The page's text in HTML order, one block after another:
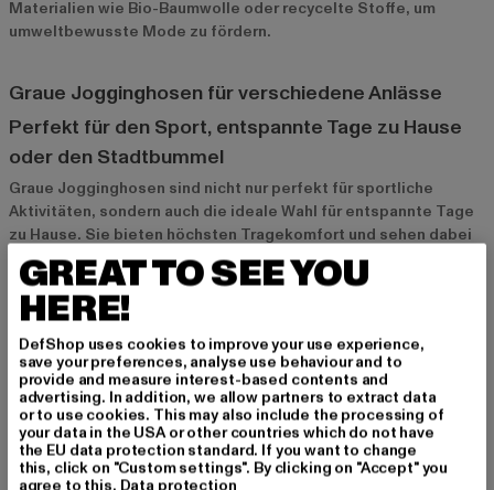
Materialien wie Bio-Baumwolle oder recycelte Stoffe, um
umweltbewusste Mode zu fördern.
Graue Jogginghosen für verschiedene Anlässe
Perfekt für den Sport, entspannte Tage zu Hause
oder den Stadtbummel
Graue Jogginghosen sind nicht nur perfekt für sportliche
Aktivitäten, sondern auch die ideale Wahl für entspannte Tage
zu Hause. Sie bieten höchsten Tragekomfort und sehen dabei
noch stylisch aus. Auch beim Stadtbummel oder bei Treffen mit
Freunden kannst du deine graue Jogginghose problemlos
tragen – kombiniert mit einem coolen Hoodie und stylischen
Sneakers entsteht ein lässiger, aber modischer Look. Diese
Vielseitigkeit macht die Jogginghose zu einem echten
Allrounder in deiner Garderobe.
Die ideale Wahl für einen modernen Athleisure-
Style
GREAT TO SEE YOU
HERE!
DefShop uses cookies to improve your use experience,
save your preferences, analyse use behaviour and to
provide and measure interest-based contents and
advertising. In addition, we allow partners to extract data
or to use cookies. This may also include the processing of
your data in the USA or other countries which do not have
the EU data protection standard. If you want to change
this, click on "Custom settings". By clicking on "Accept" you
agree to this. Data protection